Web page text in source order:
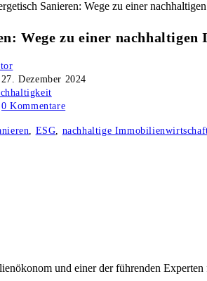
Wege zu einer
27. Dezember 2024
0 Kommentare
, ESG, nachhaltige
und einer der führenden